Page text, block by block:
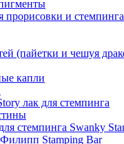
прорисовки и стемпинга
(пайетки и чешуя
капли
лак для стемпинга
стемпинга Swanky
Stamping Bar